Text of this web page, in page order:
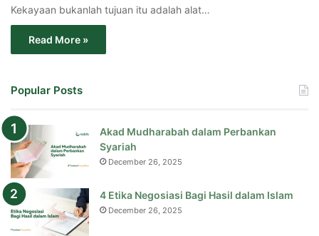
Kekayaan bukanlah tujuan itu adalah alat…
Read More »
Popular Posts
Akad Mudharabah dalam Perbankan
Syariah
December 26, 2025
4 Etika Negosiasi Bagi Hasil dalam Islam
December 26, 2025